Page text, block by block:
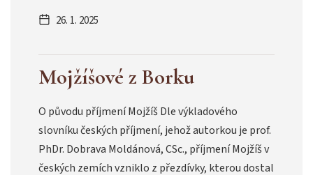
26. 1. 2025
Mojžíšové z Borku
O původu příjmení Mojžíš Dle výkladového
slovníku českých příjmení, jehož autorkou je prof.
PhDr. Dobrava Moldánová, CSc., příjmení Mojžíš v
českých zemích vzniklo z přezdívky, kterou dostal